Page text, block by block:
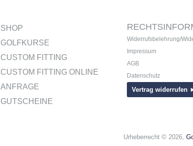
SHOP
GOLFKURSE
CUSTOM FITTING
CUSTOM FITTING ONLINE
ANFRAGE
GUTSCHEINE
Widerrufsbelehrung/
Impressum
AGB
Datenschutz
Vertrag widerrufen
Urheberrecht © 2026,